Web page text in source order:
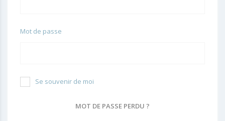
Mot de passe
Se souvenir de moi
MOT DE PASSE PERDU ?